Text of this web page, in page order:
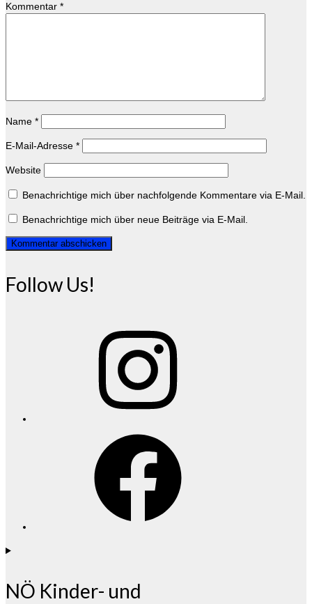
Kommentar *
Name *
E-Mail-Adresse *
Website
Benachrichtige mich über nachfolgende Kommentare via E-Mail.
Benachrichtige mich über neue Beiträge via E-Mail.
Follow Us!
NÖ Kinder- und